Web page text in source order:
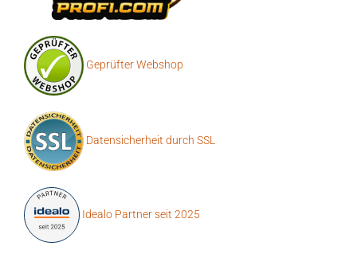
Geprüfter Webshop
Datensicherheit durch SSL
Idealo Partner seit 2025